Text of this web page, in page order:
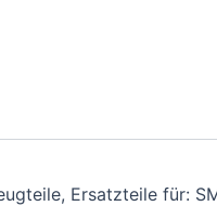
Ersatzteile für: